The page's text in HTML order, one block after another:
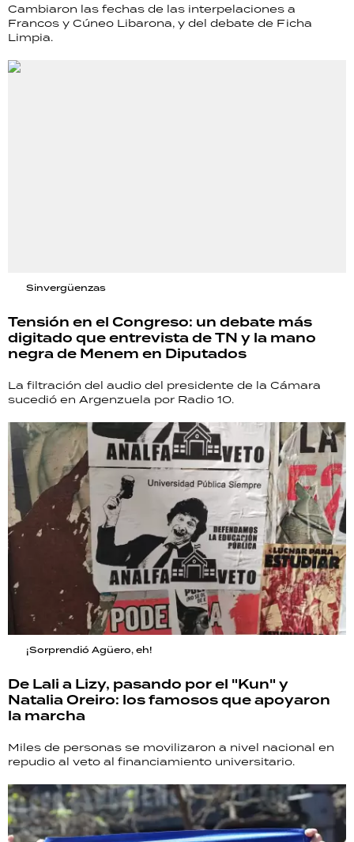
Cambiaron las fechas de las interpelaciones a
Francos y Cúneo Libarona, y del debate de Ficha
Limpia.
Sinvergüenzas
Tensión en el Congreso: un debate más
digitado que entrevista de TN y la mano
negra de Menem en Diputados
La filtración del audio del presidente de la Cámara
sucedió en Argenzuela por Radio 10.
¡Sorprendió Agüero, eh!
De Lali a Lizy, pasando por el "Kun" y
Natalia Oreiro: los famosos que apoyaron
la marcha
Miles de personas se movilizaron a nivel nacional en
repudio al veto al financiamiento universitario.